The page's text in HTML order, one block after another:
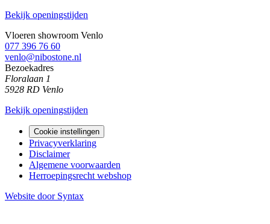
Bekijk openingstijden
Vloeren showroom Venlo
077 396 76 60
venlo@nibostone.nl
Bezoekadres
Floralaan 1
5928 RD Venlo
Bekijk openingstijden
Cookie instellingen
Privacyverklaring
Disclaimer
Algemene voorwaarden
Herroepingsrecht webshop
Website door Syntax